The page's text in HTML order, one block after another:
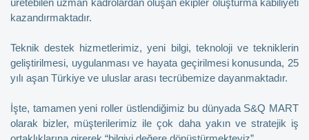
üretebilen uzman kadrolardan oluşan ekipler oluşturma kabiliyeti
kazandırmaktadır.
Teknik destek hizmetlerimiz, yeni bilgi, teknoloji ve tekniklerin
geliştirilmesi, uygulanması ve hayata geçirilmesi konusunda, 25
yılı aşan Türkiye ve uluslar arası tecrübemize dayanmaktadır.
İşte, tamamen yeni roller üstlendiğimiz bu dünyada S&Q MART
olarak bizler, müşterilerimiz ile çok daha yakın ve stratejik iş